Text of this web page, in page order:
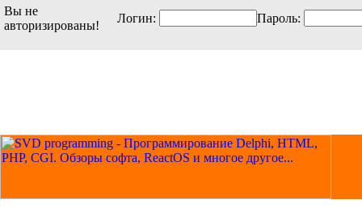
Вы не
авторизированы!
Логин: Пароль: